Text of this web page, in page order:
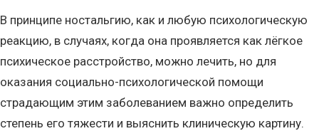
В принципе ностальгию, как и любую психологическую
реакцию, в случаях, когда она проявляется как лёгкое
психическое расстройство, можно лечить, но для
оказания социально-психологической помощи
страдающим этим заболеванием важно определить
степень его тяжести и выяснить клиническую картину.